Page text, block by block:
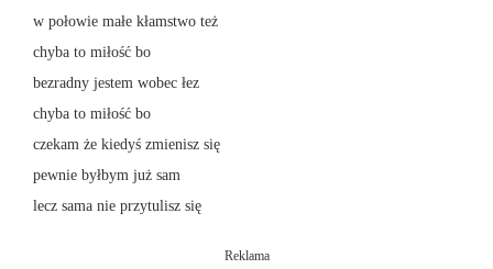
w połowie małe kłamstwo też
chyba to miłość bo
bezradny jestem wobec łez
chyba to miłość bo
czekam że kiedyś zmienisz się
pewnie byłbym już sam
lecz sama nie przytulisz się
Reklama